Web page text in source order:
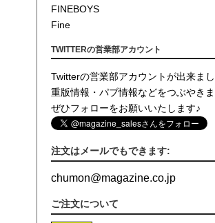
FINEBOYS
Fine
TWITTERの営業部アカウント
Twitterの営業部アカウントが出来ま
重版情報・パブ情報などをつぶやきま
ぜひフォローをお願いいたします♪
注文はメールでもできます:
chumon@magazine.co.jp
ご注文について